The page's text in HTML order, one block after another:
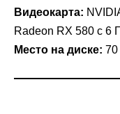
Видеокарта:
Radeon RX 580 с 6
Место на диске: 70